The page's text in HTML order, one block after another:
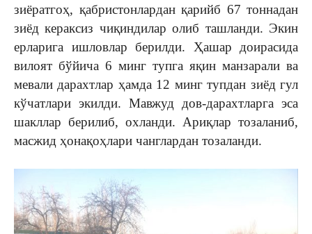
зиёратгоҳ, қабристонлардан қарийб 67 тоннадан
зиёд кераксиз чиқиндилар олиб ташланди. Экин
ерларига ишловлар берилди. Ҳашар доирасида
вилоят бўйича 6 минг тупга яқин манзарали ва
мевали дарахтлар ҳамда 12 минг тупдан зиёд гул
кўчатлари экилди. Мавжуд дов-дарахтларга эса
шакллар берилиб, охланди. Ариқлар тозаланиб,
масжид ҳонақоҳлари чанглардан тозаланди.